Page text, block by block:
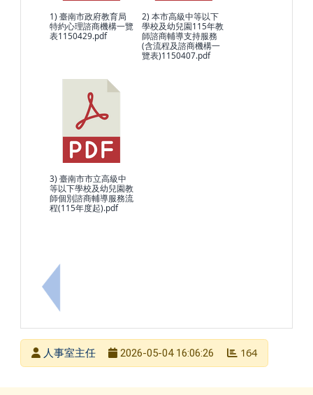
上一筆：115年地方公職人員選舉中央選舉委員會已發
1) 臺南市政府教育局
特約心理諮商機構一覽
表1150429.pdf
2) 本市高級中等以下
學校及幼兒園115年教
師諮商輔導支持服務
(含流程及諮商機構一
覽表)1150407.pdf
3) 臺南市市立高級中
等以下學校及幼兒園教
師個別諮商輔導服務流
程(115年度起).pdf
發布者人事室主任
2026-05-04 16:06:26 164